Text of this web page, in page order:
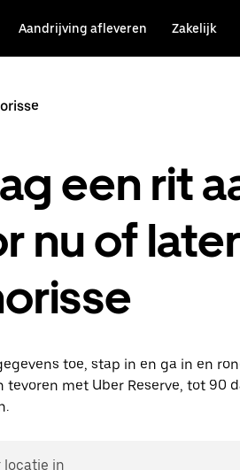
Aandrijving afleveren Zakelijk
een rit
nu of
toe, stap in en ga in en
tevoren met Uber Reserve, tot 90
locatie in